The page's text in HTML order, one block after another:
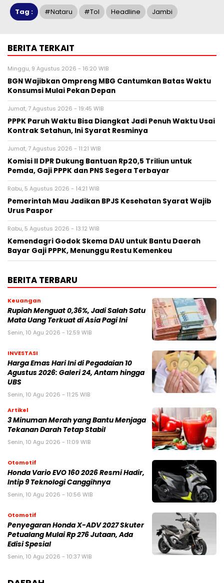
Tag : #nataru #tol Headline Jambi
BERITA TERKAIT
Minggu, 9 Agustus 2026 - 16:20 WIB
BGN Wajibkan Ompreng MBG Cantumkan Batas Waktu
Konsumsi Mulai Pekan Depan
Jumat, 7 Agustus 2026 - 19:45 WIB
PPPK Paruh Waktu Bisa Diangkat Jadi Penuh Waktu Usai
Kontrak Setahun, Ini Syarat Resminya
Jumat, 7 Agustus 2026 - 11:21 WIB
Komisi II DPR Dukung Bantuan Rp20,5 Triliun untuk
Pemda, Gaji PPPK dan PNS Segera Terbayar
Rabu, 5 Agustus 2026 - 14:21 WIB
Pemerintah Mau Jadikan BPJS Kesehatan Syarat Wajib
Urus Paspor
Rabu, 5 Agustus 2026 - 13:12 WIB
Kemendagri Godok Skema DAU untuk Bantu Daerah
Bayar Gaji PPPK, Menunggu Restu Kemenkeu
BERITA TERBARU
Keuangan
Rupiah Menguat 0,36%, Jadi Salah Satu
Mata Uang Terkuat di Asia Pagi Ini
Senin, 10 Agu 2026 - 12:59 WIB
INVESTASI
Harga Emas Hari Ini di Pegadaian 10
Agustus 2026: Galeri 24, Antam hingga
UBS
Senin, 10 Agu 2026 - 11:25 WIB
Artikel
3 Minuman Merah yang Bantu Menjaga
Tekanan Darah Tetap Stabil
Senin, 10 Agu 2026 - 11:09 WIB
Otomotif
Honda Vario EVO 160 2026 Resmi Hadir,
Intip 9 Teknologi Canggihnya
Senin, 10 Agu 2026 - 10:56 WIB
Otomotif
Penyegaran Honda X-ADV 2027 Skuter
Petualang Mulai Rp 276 Jutaan, Ada
Edisi Spesial
Senin, 10 Agu 2026 - 10:37 WIB